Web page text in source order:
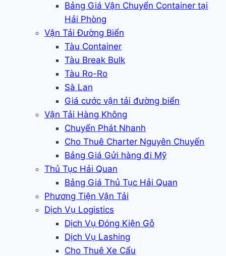
Bảng Giá Vận Chuyển Container tại
Hải Phòng
Vận Tải Đường Biển
Tàu Container
Tàu Break Bulk
Tàu Ro-Ro
Sà Lan
Giá cước vận tải đường biển
Vận Tải Hàng Không
Chuyển Phát Nhanh
Cho Thuê Charter Nguyên Chuyến
Bảng Giá Gửi hàng đi Mỹ
Thủ Tục Hải Quan
Bảng Giá Thủ Tục Hải Quan
Phương Tiện Vận Tải
Dịch Vụ Logistics
Dịch Vụ Đóng Kiện Gỗ
Dịch Vụ Lashing
Cho Thuê Xe Cẩu